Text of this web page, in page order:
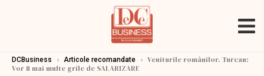
DCBusiness › Articole recomandate › Veniturile românilor. Turcan:
Vor fi mai multe grile de SALARIZARE